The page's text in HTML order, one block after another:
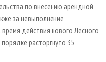
по внесению арендной
за невыполнение
действия нового Лесного
расторгнуто 35